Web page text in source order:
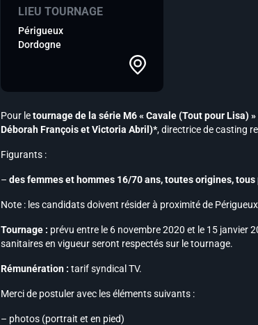
LIEU TOURNAGE
Périgueux
Dordogne
Pour letournage de la série M6 « Cavale (Tout pour Lisa)
Déborah François et Victoria Abril)*, directrice de casting
Figurants :
– des femmes et hommes 16/70 ans, toutes origines,
Note : les candidats doivent résider à proximité de Périgueux
Tournage : prévu entre le 6 novembre 2020 et le 15 janvier
sanitaires en vigueur seront respectés sur le tournage.
Rémunération : tarif syndical TV.
Merci de postuler avec les éléments suivants :
– photos (portrait et en pied)